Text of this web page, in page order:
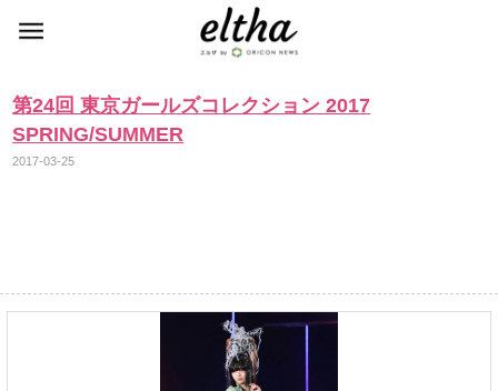
第24回 東京ガールズコレクション 2017
SPRING/SUMMER
2017-03-25